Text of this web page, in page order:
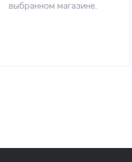
выбранном магазине.